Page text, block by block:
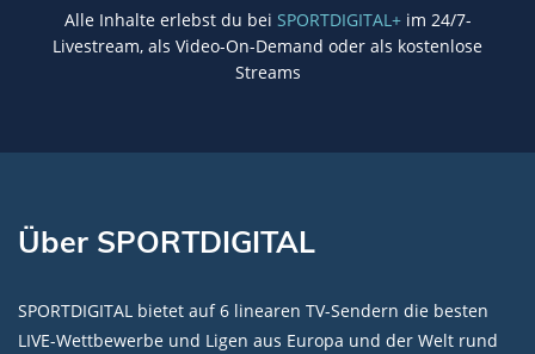
Alle Inhalte erlebst du bei SPORTDIGITAL+im 24/7-
Livestream, als Video-On-Demand oder als kostenlose
Streams
Über SPORTDIGITAL
SPORTDIGITAL bietet auf 6 linearen TV-Sendern die besten
LIVE-Wettbewerbe und Ligen aus Europa und der Welt rund